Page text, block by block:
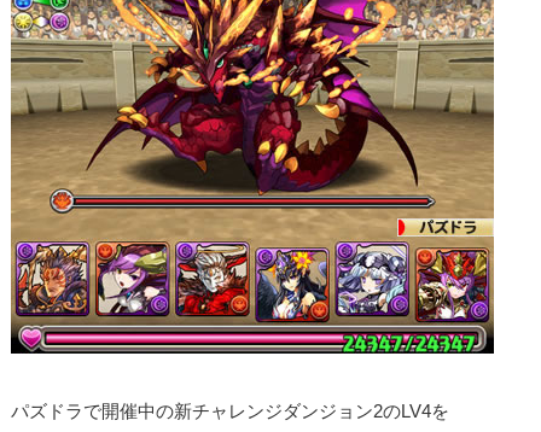
パズドラで開催中の新チャレンジダンジョン2のLV4を